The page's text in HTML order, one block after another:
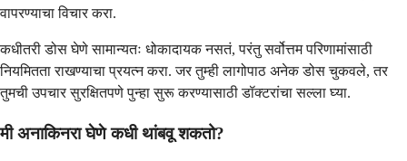
वापरण्याचा विचार करा.
कधीतरी डोस घेणे सामान्यतः धोकादायक नसतं, परंतु सर्वोत्तम परिणामांसाठी
नियमितता राखण्याचा प्रयत्न करा. जर तुम्ही लागोपाठ अनेक डोस चुकवले, तर
तुमची उपचार सुरक्षितपणे पुन्हा सुरू करण्यासाठी डॉक्टरांचा सल्ला घ्या.
मी अनाकिनरा घेणे कधी थांबवू शकतो?